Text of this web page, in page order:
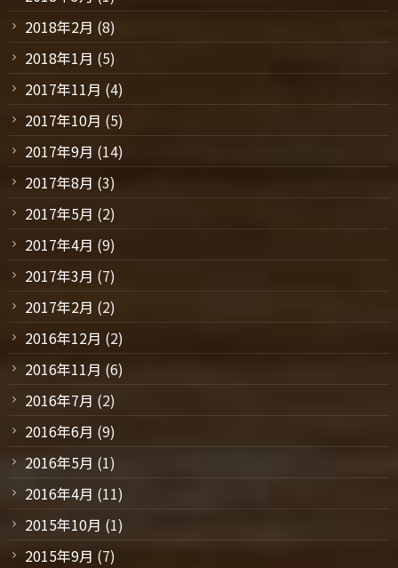
2018年2月 (8)
2018年1月 (5)
2017年11月 (4)
2017年10月 (5)
2017年9月 (14)
2017年8月 (3)
2017年5月 (2)
2017年4月 (9)
2017年3月 (7)
2017年2月 (2)
2016年12月 (2)
2016年11月 (6)
2016年7月 (2)
2016年6月 (9)
2016年5月 (1)
2016年4月 (11)
2015年10月 (1)
2015年9月 (7)